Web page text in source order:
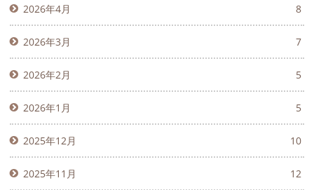
2026年4月 8
2026年3月 7
2026年2月 5
2026年1月 5
2025年12月 10
2025年11月 12